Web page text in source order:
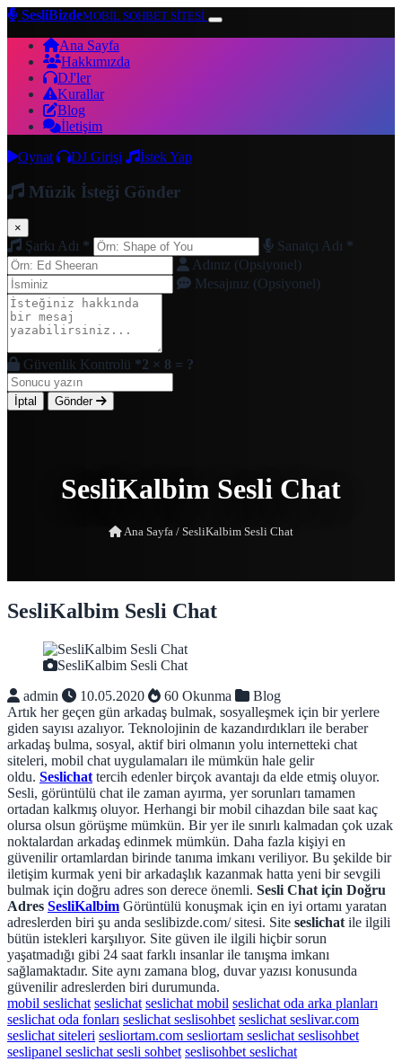
SesliBizdeMOBİL SOHBET SİTESİ
Ana Sayfa
Hakkımızda
DJ'ler
Kurallar
Blog
İletişim
Oynat
DJ Girişi İstek Yap
Müzik İsteği Gönder
×
Şarkı Adı * Sanatçı Adı *
Adınız (Opsiyonel)
Mesajınız (Opsiyonel)
Güvenlik Kontrolü *2 × 8 = ?
İptal Gönder
SesliKalbim Sesli Chat
Ana Sayfa / SesliKalbim Sesli Chat
SesliKalbim Sesli Chat
SesliKalbim Sesli Chat
admin
10.05.2020 60 Okunma
Blog
Artık her geçen gün arkadaş bulmak, sosyalleşmek için bir yerlere
giden sayısı azalıyor. Teknolojinin de kazandırdıkları ile beraber
arkadaş bulma, sosyal, aktif biri olmanın yolu internetteki chat
siteleri, mobil chat uygulamaları ile mümkün hale gelir
oldu. Seslichat tercih edenler birçok avantajı da elde etmiş oluyor.
Sesli, görüntülü chat ile zaman ayırma, yer sorunları tamamen
ortadan kalkmış oluyor. Herhangi bir mobil cihazdan bile saat kaç
olursa olsun görüşme mümkün. Bir yer ile sınırlı kalmadan çok uzak
noktalardan arkadaş edinmek mümkün. Daha fazla kişiyi en
güvenilir ortamlardan birinde tanıma imkanı veriliyor. Bu şekilde bir
iletişim kurmak yeni bir arkadaşlık kazanmak hatta yeni bir sevgili
bulmak için doğru adres son derece önemli. Sesli Chat için Doğru
Adres SesliKalbim Görüntülü konuşmak için en iyi ortamı yaratan
adreslerden biri şu anda seslibizde.com/ sitesi. Site seslichat ile ilgili
bütün istekleri karşılıyor. Site güven ile ilgili hiçbir sorun
yaşatmadığı gibi 24 saat farklı insanlar ile tanışma imkanı
sağlamaktadır. Site aynı zamana blog, duvar yazısı konusunda
güvenilir adreslerden biri durumunda.
mobil seslichat seslichat seslichat mobil seslichat oda arka planları
seslichat oda fonları seslichat seslisohbet seslichat seslivar.com
seslichat siteleri sesliortam.com sesliortam seslichat seslisohbet
seslipanel seslichat sesli sohbet seslisohbet seslichat